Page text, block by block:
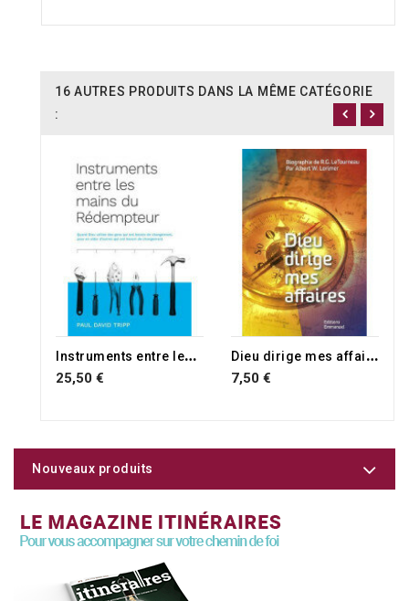
16 AUTRES PRODUITS DANS LA MÊME CATÉGORIE
:
I
nstruments entre les mains du Rédempteur
25,50 €
D
ieu dirige mes affaires
7,50 €
Nouveaux produits